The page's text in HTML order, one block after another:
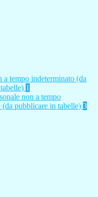
a tempo indeterminato (da
1
non a tempo
(da pubblicare in tabelle) 3